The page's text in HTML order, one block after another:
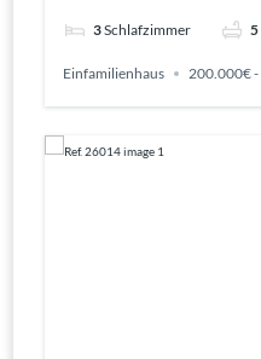
3Schlafzimmer 5
Einfamilienhaus 200.000€ -